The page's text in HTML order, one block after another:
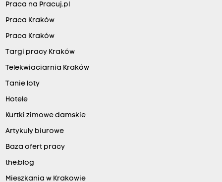
Praca na Pracuj.pl
Praca Kraków
Praca Kraków
Targi pracy Kraków
Telekwiaciarnia Kraków
Tanie loty
Hotele
Kurtki zimowe damskie
Artykuły biurowe
Baza ofert pracy
the:blog
Mieszkania w Krakowie